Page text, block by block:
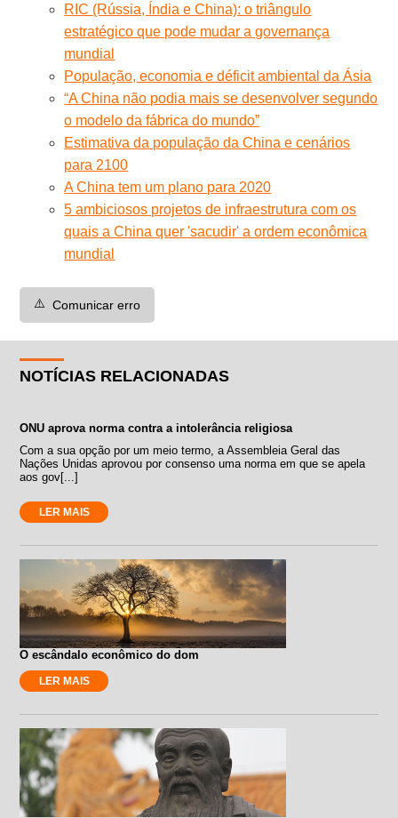
RIC (Rússia, Índia e China): o triângulo
estratégico que pode mudar a governança
mundial
População, economia e déficit ambiental da Ásia
“A China não podia mais se desenvolver segundo
o modelo da fábrica do mundo”
Estimativa da população da China e cenários
para 2100
A China tem um plano para 2020
5 ambiciosos projetos de infraestrutura com os
quais a China quer 'sacudir' a ordem econômica
mundial
⚠️ Comunicar erro
NOTÍCIAS RELACIONADAS
ONU aprova norma contra a intolerância religiosa
Com a sua opção por um meio termo, a Assembleia Geral das
Nações Unidas aprovou por consenso uma norma em que se apela
aos gov[...]
LER MAIS
O escândalo econômico do dom
LER MAIS